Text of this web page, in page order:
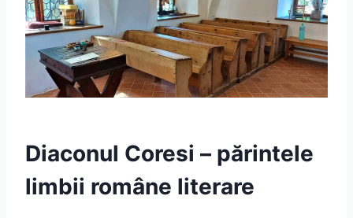
Diaconul Coresi – părintele
limbii române literare